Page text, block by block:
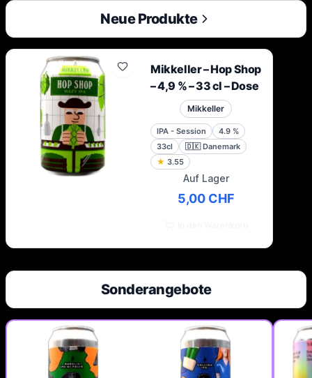
Neue Produkte
Mikkeller – Hop Shop
– 4,9 % – 33 cl – Dose
Mikkeller
IPA - Session 4.9 %
33cl
🇩🇰 Danemark
★ 3.55
Auf Lager
5,00 CHF
Sonderangebote